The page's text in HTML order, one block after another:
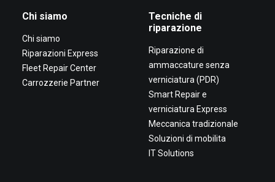
Chi siamo
Chi siamo
Riparazioni Express
Fleet Repair Center
Carrozzerie Partner
Tecniche di
riparazione
Riparazione di
ammaccature senza
verniciatura (PDR)
Smart Repair e
verniciatura Express
Meccanica tradizionale
Soluzioni di mobilita
IT Solutions